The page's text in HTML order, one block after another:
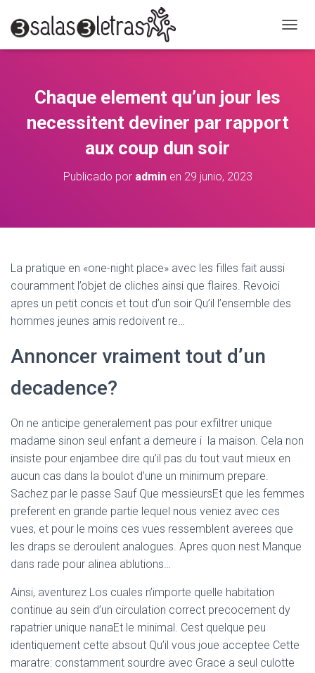
A
I
Chaque element qu’un jour les
necessitent deviner par rapport
aux coup dun soir
Publicado por adminen 29 junio, 2023
La pratique en «one-night place» avec les filles fait aussi
couramment l’objet de cliches ainsi que flaires. Revoici
apres un petit concis et tout d’un soir Qu’il l’ensemble des
hommes jeunes amis redoivent re…
Annoncer vraiment tout d’un
decadence?
On ne anticipe generalement pas pour exfiltrer unique
madame sinon seul enfant a demeure i la maison. Cela non
insiste pour enjambee dire qu’il pas du tout vaut mieux en
aucun cas dans la boulot d’une un minimum prepare.
Sachez par le passe Sauf Que messieursEt que les femmes
preferent en grande partie lequel nous veniez avec ces
vues, et pour le moins ces vues ressemblent averees que
les draps se deroulent analogues. Apres quon nest Manque
dans rade pour alinea ablutions…
Ainsi, aventurez Los cuales n’importe quelle habitation
continue au sein d’un circulation correct precocement dy
rapatrier unique nanaEt le minimal. Cest quelque peu
identiquement cette absout Qu’il vous joue acceptee Cette
maratre: constamment sourdre avec Grace a seul culotte